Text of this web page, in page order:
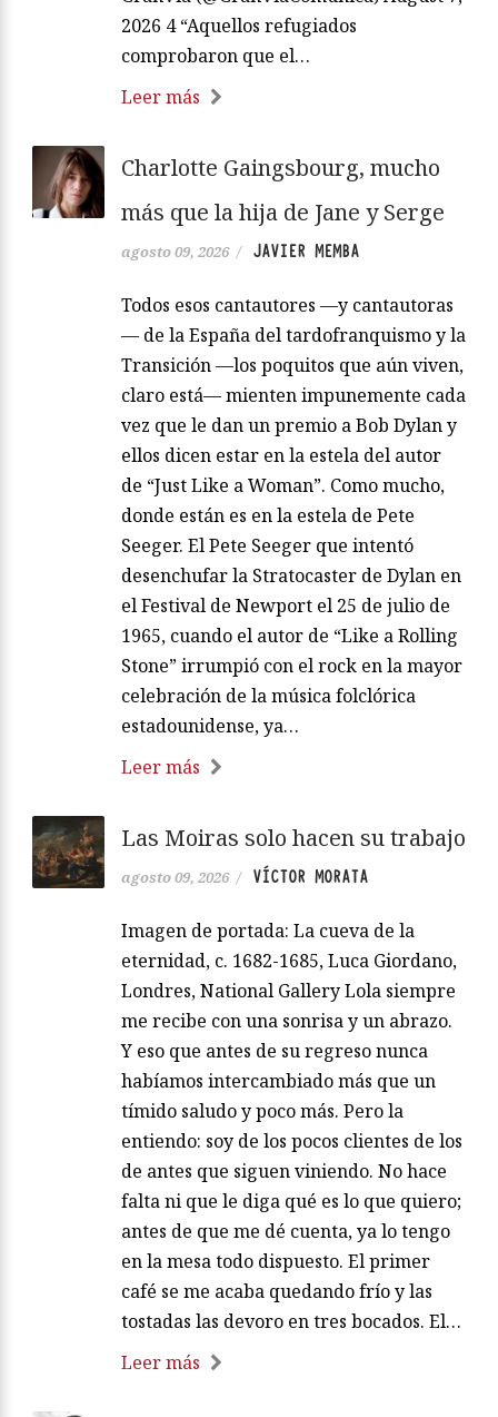
2026 4 “Aquellos refugiados
comprobaron que el…
Leer más
Charlotte Gaingsbourg, mucho
más que la hija de Jane y Serge
agosto 09, 2026 / JAVIER MEMBA
Todos esos cantautores —y cantautoras
— de la España del tardofranquismo y la
Transición —los poquitos que aún viven,
claro está— mienten impunemente cada
vez que le dan un premio a Bob Dylan y
ellos dicen estar en la estela del autor
de “Just Like a Woman”. Como mucho,
donde están es en la estela de Pete
Seeger. El Pete Seeger que intentó
desenchufar la Stratocaster de Dylan en
el Festival de Newport el 25 de julio de
1965, cuando el autor de “Like a Rolling
Stone” irrumpió con el rock en la mayor
celebración de la música folclórica
estadounidense, ya…
Leer más
Las Moiras solo hacen su trabajo
agosto 09, 2026 / VÍCTOR MORATA
Imagen de portada: La cueva de la
eternidad, c. 1682-1685, Luca Giordano,
Londres, National Gallery Lola siempre
me recibe con una sonrisa y un abrazo.
Y eso que antes de su regreso nunca
habíamos intercambiado más que un
tímido saludo y poco más. Pero la
entiendo: soy de los pocos clientes de los
de antes que siguen viniendo. No hace
falta ni que le diga qué es lo que quiero;
antes de que me dé cuenta, ya lo tengo
en la mesa todo dispuesto. El primer
café se me acaba quedando frío y las
tostadas las devoro en tres bocados. El…
Leer más